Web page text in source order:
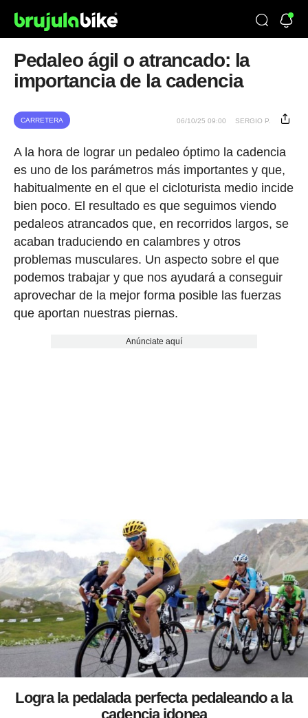
Pedaleo ágil o atrancado: la
importancia de la cadencia
CARRETERA 06/10/25 09:00 SERGIO P.
A la hora de lograr un pedaleo óptimo la cadencia
es uno de los parámetros más importantes y que,
habitualmente en el que el cicloturista medio incide
bien poco. El resultado es que seguimos viendo
pedaleos atrancados que, en recorridos largos, se
acaban traduciendo en calambres y otros
problemas musculares. Un aspecto sobre el que
podemos trabajar y que nos ayudará a conseguir
aprovechar de la mejor forma posible las fuerzas
que aportan nuestras piernas.
Anúnciate aquí
Logra la pedalada perfecta pedaleando a la
cadencia idonea